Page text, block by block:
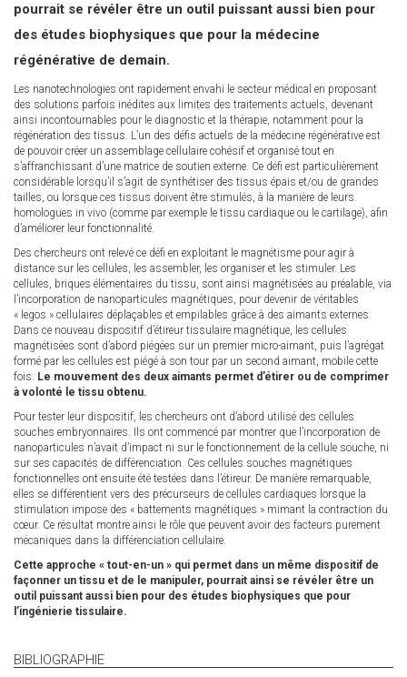
pourrait se révéler être un outil puissant aussi bien pour
des études biophysiques que pour la médecine
régénérative de demain.
Les nanotechnologies ont rapidement envahi le secteur médical en proposant
des solutions parfois inédites aux limites des traitements actuels, devenant
ainsi incontournables pour le diagnostic et la thérapie, notamment pour la
régénération des tissus. L’un des défis actuels de la médecine régénérative est
de pouvoir créer un assemblage cellulaire cohésif et organisé tout en
s’affranchissant d’une matrice de soutien externe. Ce défi est particulièrement
considérable lorsqu’il s’agit de synthétiser des tissus épais et/ou de grandes
tailles, ou lorsque ces tissus doivent être stimulés, à la manière de leurs
homologues in vivo (comme par exemple le tissu cardiaque ou le cartilage), afin
d’améliorer leur fonctionnalité.
Des chercheurs ont relevé ce défi en exploitant le magnétisme pour agir à
distance sur les cellules, les assembler, les organiser et les stimuler. Les
cellules, briques élémentaires du tissu, sont ainsi magnétisées au préalable, via
l’incorporation de nanoparticules magnétiques, pour devenir de véritables
« legos » cellulaires déplaçables et empilables grâce à des aimants externes.
Dans ce nouveau dispositif d’étireur tissulaire magnétique, les cellules
magnétisées sont d’abord piégées sur un premier micro-aimant, puis l’agrégat
formé par les cellules est piégé à son tour par un second aimant, mobile cette
fois. Le mouvement des deux aimants permet d’étirer ou de comprimer
à volonté le tissu obtenu.
Pour tester leur dispositif, les chercheurs ont d’abord utilisé des cellules
souches embryonnaires. Ils ont commencé par montrer que l’incorporation de
nanoparticules n’avait d’impact ni sur le fonctionnement de la cellule souche, ni
sur ses capacités de différenciation. Ces cellules souches magnétiques
fonctionnelles ont ensuite été testées dans l’étireur. De manière remarquable,
elles se différentient vers des précurseurs de cellules cardiaques lorsque la
stimulation impose des « battements magnétiques » mimant la contraction du
cœur. Ce résultat montre ainsi le rôle que peuvent avoir des facteurs purement
mécaniques dans la différenciation cellulaire.
Cette approche « tout-en-un » qui permet dans un même dispositif de
façonner un tissu et de le manipuler, pourrait ainsi se révéler être un
outil puissant aussi bien pour des études biophysiques que pour
l’ingénierie tissulaire.
BIBLIOGRAPHIE